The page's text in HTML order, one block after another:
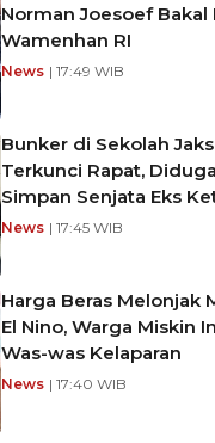
Norman Joesoef Bakal
Wamenhan RI
News | 17:49 WIB
Bunker di Sekolah
Terkunci Rapat,
Simpan Senjata Eks
News | 17:45 WIB
Harga Beras Melonjak
El Nino, Warga Miskin
Was-was Kelaparan
News | 17:40 WIB